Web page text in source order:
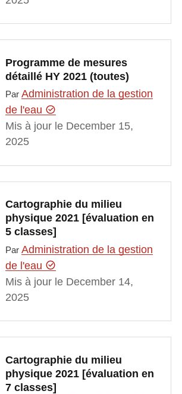
Programme de mesures
détaillé HY 2021 (toutes)
Par Administration de la gestion
de l'eau
Mis à jour le December 15,
2025
Cartographie du milieu
physique 2021 [évaluation en
5 classes]
Par Administration de la gestion
de l'eau
Mis à jour le December 14,
2025
Cartographie du milieu
physique 2021 [évaluation en
7 classes]